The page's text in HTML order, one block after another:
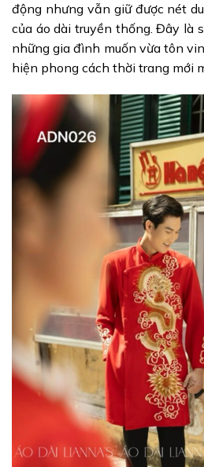
động nhưng vẫn giữ được nét
của áo dài truyền thống. Đây là
những gia đình muốn vừa tôn
hiện phong cách thời trang mới